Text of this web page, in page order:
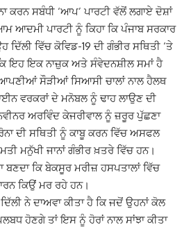
ਕਰਨ ਸਬੰਧੀ ‘ਆਪ’ ਪਾਰਟੀ ਵੱਲੋਂ ਲਗਾਏ ਦੋਸ਼ਾਂ
ਆਦਮੀ ਪਾਰਟੀ ਨੂੰ ਕਿਹਾ ਕਿ ਪੰਜਾਬ ਸਰਕਾਰ
ਦਿੱਲੀ ਵਿੱਚ ਕੋਵਿਡ-19 ਦੀ ਗੰਭੀਰ ਸਥਿਤੀ ‘ਤੇ
ਕਿ ਇਹ ਇਕ ਨਾਜ਼ੁਕ ਅਤੇ ਸੰਵੇਦਨਸ਼ੀਲ ਸਮਾਂ ਹੈ
ਸੌੜੀਆਂ ਸਿਆਸੀ ਚਾਲਾਂ ਨਾਲ ਹੈਲਥ
ਵਰਕਰਾਂ ਦੇ ਮਨੋਬਲ ਨੂੰ ਢਾਹ ਲਾਉਣ ਦੀ
ਅਰਵਿੰਦ ਕੇਜਰੀਵਾਲ ਨੂੰ ਜ਼ਰੂਰ ਪੁੱਛਣਾ
ਦੀ ਸਥਿਤੀ ਨੂੰ ਕਾਬੂ ਕਰਨ ਵਿੱਚ ਅਸਫਲ
ਮਨੁੱਖੀ ਜਾਨਾਂ ਗੰਭੀਰ ਖ਼ਤਰੇ ਵਿੱਚ ਹਨ।
ਬਣਦਾ ਕਿ ਬੇਕਸੂਰ ਮਰੀਜ਼ ਹਸਪਤਾਲਾਂ ਵਿੱਚ
ਕਿਉਂ ਮਰ ਰਹੇ ਹਨ।
ਨੇ ਦਾਅਵਾ ਕੀਤਾ ਹੈ ਕਿ ਜਦੋਂ ਉਹਨਾਂ ਕੋਲ
ਹੋਣਗੇ ਤਾਂ ਇਸ ਨੂੰ ਹੋਰਾਂ ਨਾਲ ਸਾਂਝਾ ਕੀਤਾ